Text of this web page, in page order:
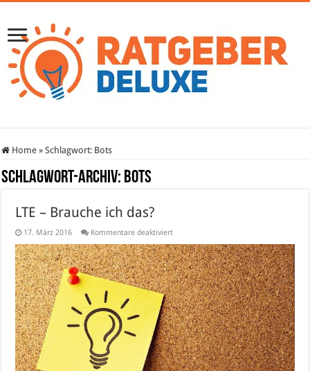
Home » Schlagwort: Bots
Schlagwort-Archiv: Bots
LTE – Brauche ich das?
17. März 2016 Kommentare deaktiviertfür
–
Brauche
ich
das?